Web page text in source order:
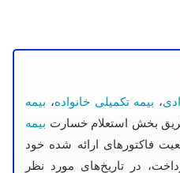
، بیمه تکمیلی خانواده، بیمه
بخش استعلام خسارت بیمه
فاکتورهای ارائه شده خود
در تاریخ‌های مورد نظر